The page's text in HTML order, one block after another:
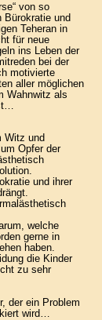
von so
Bürokratie und
Teheran in
für neue
ins Leben der
bei der
motivierte
aller möglichen
Wahnwitz als
Witz und
Opfer der
und ihrer
welche
gerne in
haben.
die Kinder
zu sehr
der ein Problem
wird…